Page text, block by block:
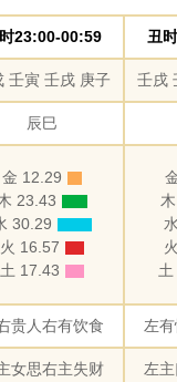
23:00-00:59 丑
壬寅 壬戌 庚子 壬戌
辰巳
金 12.29
23.43
30.29
火 16.57
土 17.43
土
贵人右有饮食 左
女思右主失财 左